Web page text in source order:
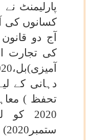
پارلیمنٹ
کسانوں کی
آج دو
کی تجارت
دہانی کے
تحفظ )